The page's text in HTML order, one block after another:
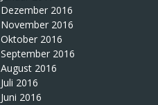
Dezember 2016
November 2016
Oktober 2016
September 2016
August 2016
Juli 2016
Juni 2016